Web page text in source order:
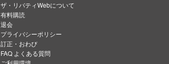
ザ・リバティWebについて
有料購読
退会
プライバシーポリシー
訂正・おわび
FAQ よくある質問